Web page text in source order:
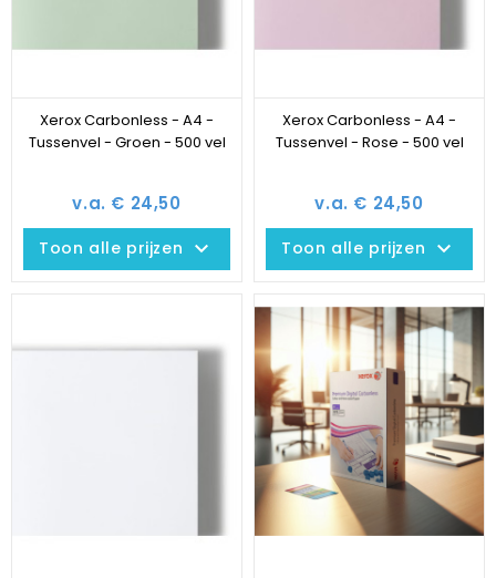
Xerox Carbonless - A4 -
Tussenvel - Groen - 500 vel
v.a. € 24,50
Toon alle prijzen keyboard_arrow_down
Xerox Carbonless - A4 -
Tussenvel - Rose - 500 vel
v.a. € 24,50
Toon alle prijzen keyboard_arrow_down